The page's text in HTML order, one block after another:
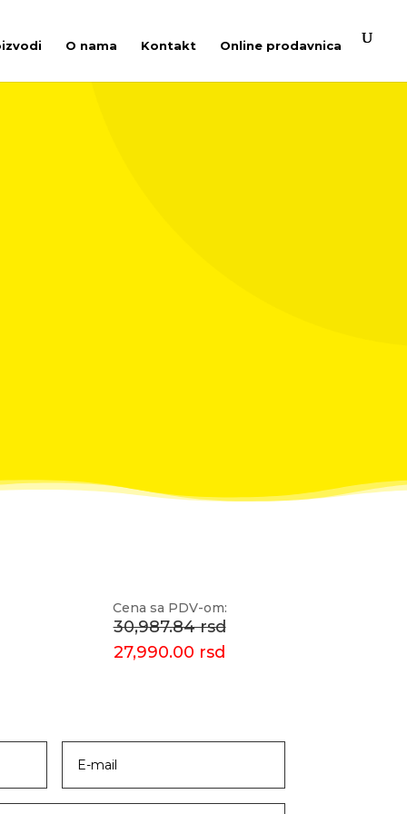
O nama Kontakt Online prodavnica
Cena sa PDV-om:
30,987.84 rsd
27,990.00 rsd